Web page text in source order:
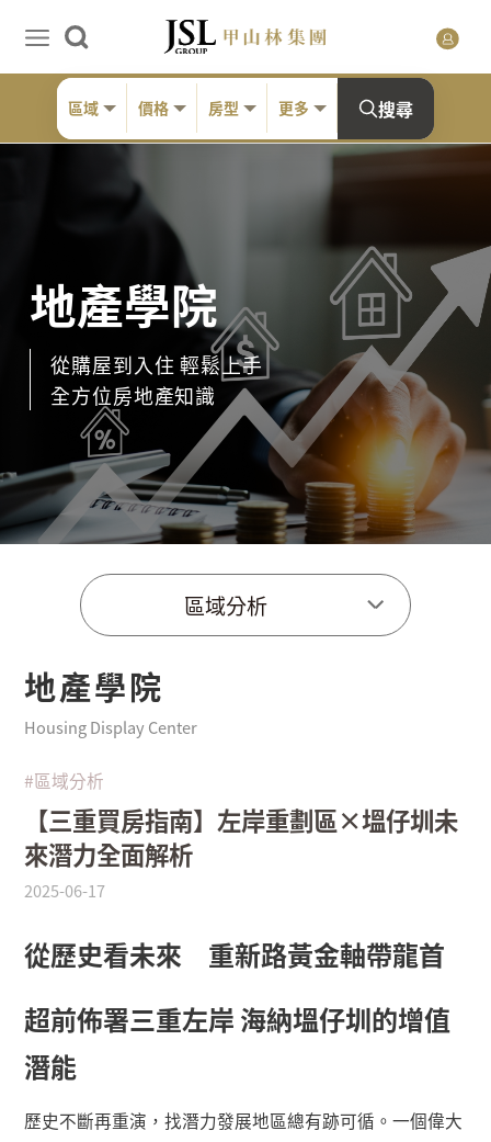
區域 價格 房型 更多 搜尋
地產學院
從購屋到入住 輕鬆上手
全方位房地產知識
區域分析
地產學院
Housing Display Center
#區域分析
【三重買房指南】左岸重劃區×塭仔圳未
來潛力全面解析
2025-06-17
從歷史看未來 重新路黃金軸帶龍首
超前佈署三重左岸 海納塭仔圳的增值
潛能
歷史不斷再重演，找潛力發展地區總有跡可循。一個偉大